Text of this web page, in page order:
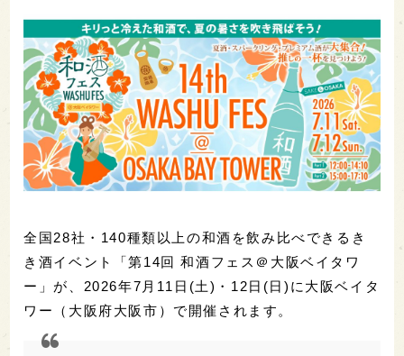
全国28社・140種類以上の和酒を飲み比べできるき
き酒イベント「第14回 和酒フェス＠大阪ベイタワ
ー」が、2026年7月11日(土)・12日(日)に大阪ベイタ
ワー（大阪府大阪市）で開催されます。